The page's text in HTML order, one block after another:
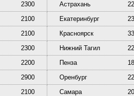
2300 Астрахань
2100 Екатеринбург
2100 Красноярск
2300 Нижний Тагил
2200 Пенза
2900 Оренбург
2100 Самара